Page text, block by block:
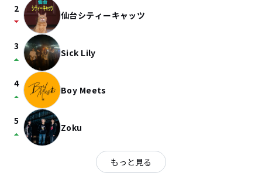
2
arrow_drop_down 仙台シティーキャッツ
3
arrow_drop_up Sick Lily
4
arrow_drop_up Boy Meets
5
arrow_drop_up Zoku
もっと見る